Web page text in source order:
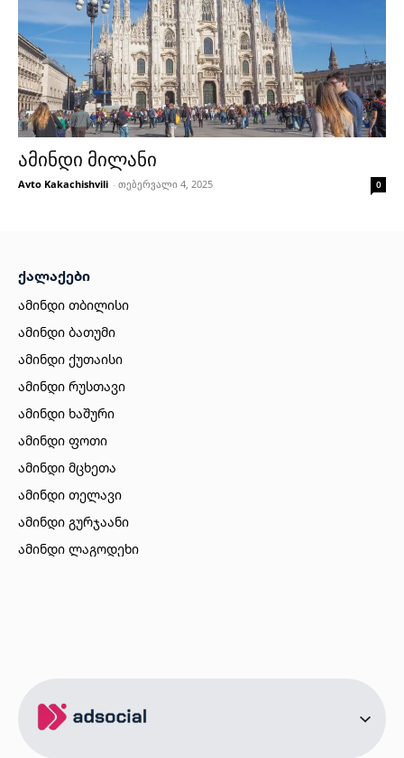
ამინდი მილანი
Avto Kakachishvili - თებერვალი 4, 2025 0
ქალაქები
ამინდი თბილისი
ამინდი ბათუმი
ამინდი ქუთაისი
ამინდი რუსთავი
ამინდი ხაშური
ამინდი ფოთი
ამინდი მცხეთა
ამინდი თელავი
ამინდი გურჯაანი
ამინდი ლაგოდეხი
ამინდი ზუგდიდი